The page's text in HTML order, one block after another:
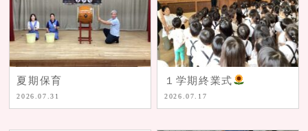
夏期保育
2026.07.31
１学期終業式
2026.07.17